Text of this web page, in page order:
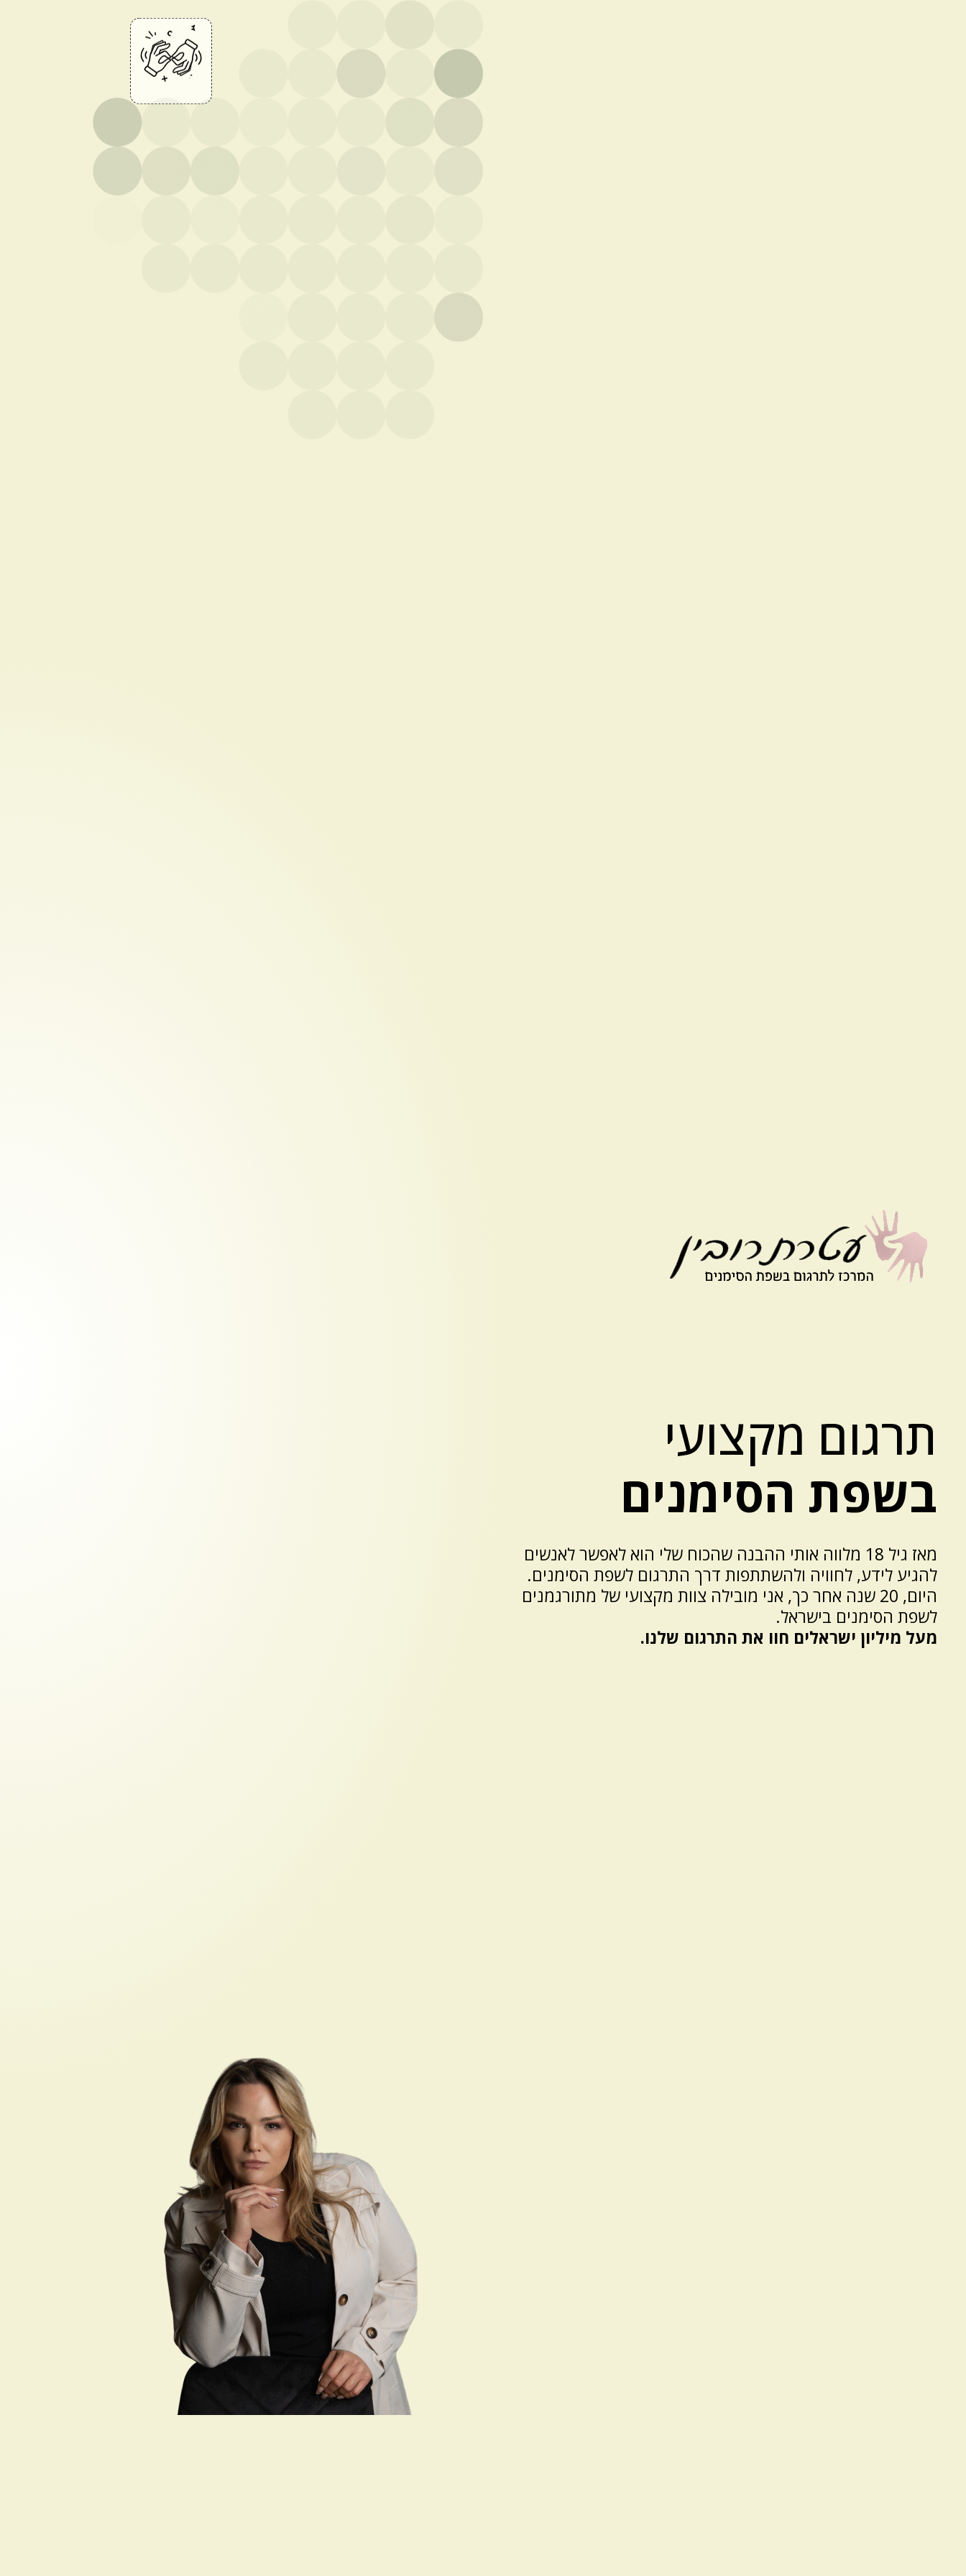
תרגום מקצועי
בשפת הסימנים
מאז גיל 18 מלווה אותי ההבנה שהכוח שלי הוא לאפשר לאנשים
להגיע לידע, לחוויה ולהשתתפות דרך התרגום לשפת הסימנים.
היום, 20 שנה אחר כך, אני מובילה צוות מקצועי של מתורגמנים
לשפת הסימנים בישראל.
מעל מיליון ישראלים חוו את התרגום שלנו.